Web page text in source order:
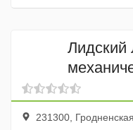
Лидский
231300,